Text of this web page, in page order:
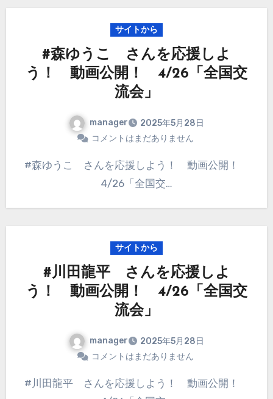
サイトから
#森ゆうこ さんを応援しよ
う！ 動画公開！ 4/26「全国交
流会」
manager
2025年5月28日
コメントはまだありません
#森ゆうこ さんを応援しよう！ 動画公開！
4/26「全国交…
サイトから
#川田龍平 さんを応援しよ
う！ 動画公開！ 4/26「全国交
流会」
manager
2025年5月28日
コメントはまだありません
#川田龍平 さんを応援しよう！ 動画公開！